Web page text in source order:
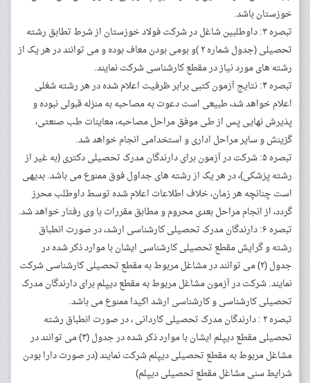
خوزستان باشد.
تبصره ۳: داوطلبین شاغل در شرکت فولاد خوزستان از شرط تطابق رشته
تحصیلی (جدول شماره ۲ )و بومی بودن معاف بوده و می توانند در هر یک از
رشته های مورد نیاز در مقطع کارشناسی شرکت نمایند.
تبصره ۴: نتایج آزمون کتبی برابر ظرفیت اعلام شده در هر رشته شغلی
اعلام خواهد شد، طبیعی است دعوت به مصاحبه به منزله قبولی نبوده و
پذیرش نهایی پس از طی موفق مراحل مصاحبه، معاینات طب صنعتی،
گزینش و سایر مراحل اداری و استخدامی انجام خواهد شد.
تبصره ۵: شرکت در آزمون برای دارندگان مدرک تحصیلی دکتری (به غیر از
رشته پزشکی)، در هر یک از رشته های جداول فوق ممنوع می باشد. بدیهی
است چنانچه هر زمان، خلاف اطلاعات اعلام شده توسط داوطلب محرز
گردد، از انجام مراحل بعدی محروم و مطابق مقررات با وی رفتار خواهد شد.
تبصره ۶: دارندگان مدرک تحصیلی کارشناسی ارشد، در صورت انطباق
رشته و گرایش مقطع تحصیلی کارشناسی ایشان با موارد ذکر شده در
جدول (۲) می توانند در مشاغل مربوط به مقطع تحصیلی کارشناسی شرکت
نمایند. شرکت در آزمون مشاغل مربوط به مقطع دیپلم برای دارندگان مدرک
تحصیلی کارشناسی و کارشناسی ارشد اکیدا ممنوع می باشد.
تبصره ۲ : دارندگان مدرک تحصیلی کاردانی ، در صورت انطباق رشته
تحصیلی مقطع دیپلم ایشان با موارد ذکر شده در جدول (۳) می توانند در
مشاغل مربوط به مقطع تحصیلی دیپلم شرکت نمایند (در صورت دارا بودن
شرایط سنی مشاغل مقطع تحصیلی دیپلم)